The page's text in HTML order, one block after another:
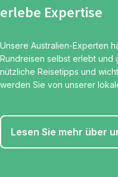
erlebe Expertise
Unsere Australien-Experten
Rundreisen selbst erlebt und
nützliche Reisetipps und
werden Sie von unserer
Lesen Sie mehr über